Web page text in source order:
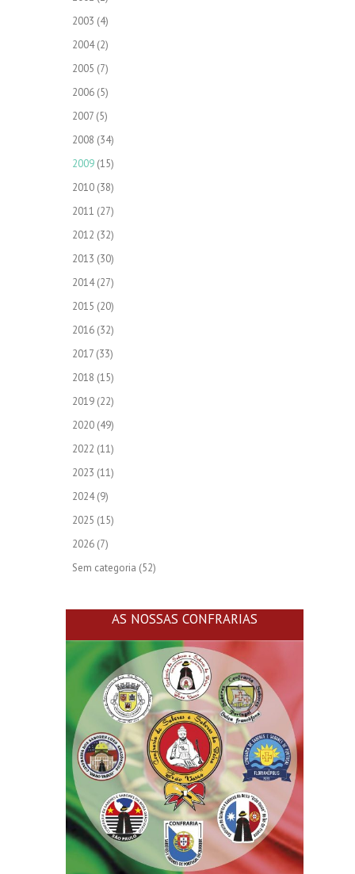
2003 (4)
2004(2)
2005 (7)
2006 (5)
2007 (5)
2008 (34)
2009 (15)
2010 (38)
2011 (27)
2012 (32)
2013 (30)
2014(27)
2015 (20)
2016 (32)
2017 (33)
2018 (15)
2019 (22)
2020 (49)
2022 (11)
2023 (11)
2024(9)
2025 (15)
2026 (7)
Sem categoria (52)
AS NOSSAS CONFRARIAS